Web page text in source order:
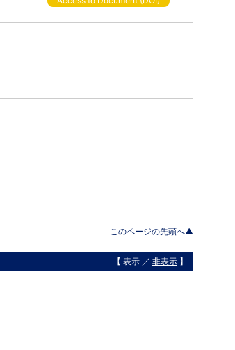
このページの先頭へ▲
【 表示 ／ 非表示 】